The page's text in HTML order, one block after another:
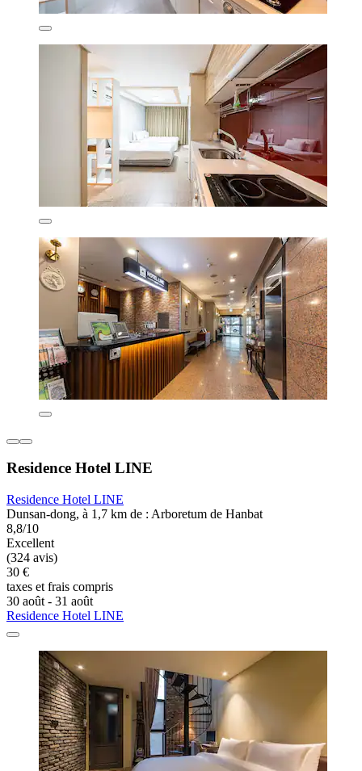
Residence Hotel LINE
Residence Hotel LINE
Dunsan-dong, à 1,7 km de : Arboretum de Hanbat
8,8/10
Excellent
(324 avis)
30 €
taxes et frais compris
30 août - 31 août
Residence Hotel LINE